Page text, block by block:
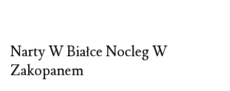
Narty W Białce Nocleg W
Zakopanem